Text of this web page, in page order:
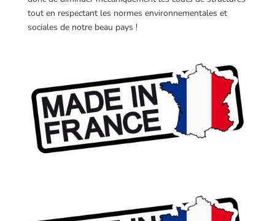
tout en respectant les normes environnementales et
sociales de notre beau pays !